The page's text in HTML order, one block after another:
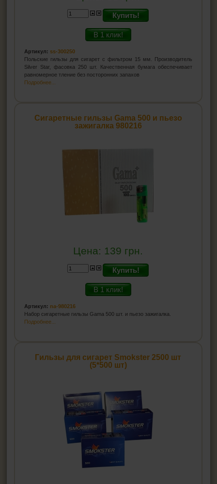
Купить!
В 1 клик!
Артикул: ss-300250
Польские гильзы для сигарет с фильтром 15 мм. Производитель
Silver Star, фасовка 250 шт. Качественная бумага обеспечивает
равномерное тление без посторонних запахов
Подробнее...
Сигаретные гильзы Gama 500 и пьезо
зажигалка 980216
Цена: 139 грн.
Купить!
В 1 клик!
Артикул: na-980216
Набор сигаретные гильзы Gama 500 шт. и пьезо зажигалка.
Подробнее...
Гильзы для сигарет Smokster 2500 шт
(5*500 шт)